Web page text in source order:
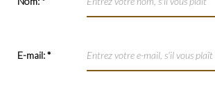
E-mail:*